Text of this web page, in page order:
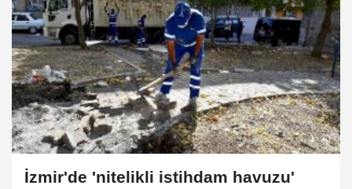
İzmir'de 'nitelikli istihdam havuzu'